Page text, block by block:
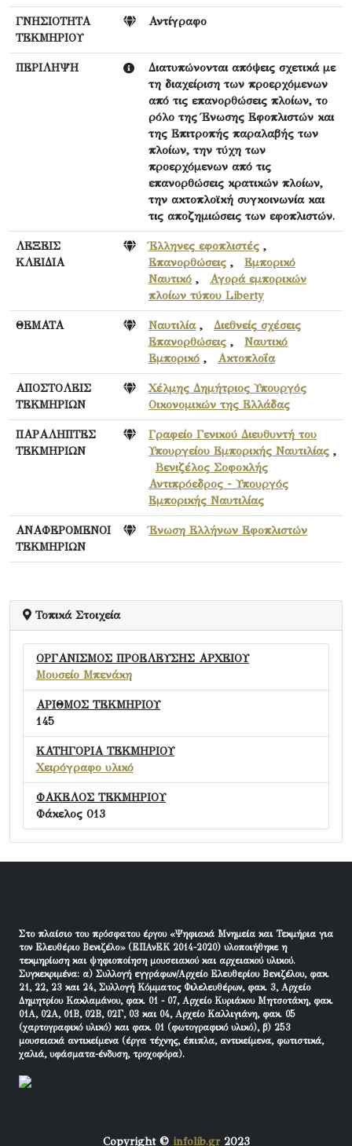
ΓΝΗΣΙΟΤΗΤΑ
ΤΕΚΜΗΡΙΟΥ
Αντίγραφο
ΠΕΡΙΛΗΨΗ
Διατυπώνονται απόψεις σχετικά με
τη διαχείριση των προερχόμενων
από τις επανορθώσεις πλοίων, το
ρόλο της Ένωσης Εφοπλιστών και
της Επιτροπής παραλαβής των
πλοίων, την τύχη των
προερχόμενων από τις
επανορθώσεις κρατικών πλοίων,
την ακτοπλοϊκή συγκοινωνία και
τις αποζημιώσεις των εφοπλιστών.
ΛΕΞΕΙΣ
ΚΛΕΙΔΙΑ
Έλληνες εφοπλιστές ,
Επανορθώσεις , Εμπορικό
Ναυτικό , Αγορά εμπορικών
πλοίων τύπου Liberty
ΘΕΜΑΤΑ Ναυτιλία, Διεθνείς σχέσεις
Επανορθώσεις , Ναυτικό
Εμπορικό , Ακτοπλοΐα
ΑΠΟΣΤΟΛΕΙΣ
ΤΕΚΜΗΡΙΩΝ
Χέλμης Δημήτριος Υπουργός
Οικονομικών της Ελλάδας
ΠΑΡΑΛΗΠΤΕΣ
ΤΕΚΜΗΡΙΩΝ
Γραφείο Γενικού Διευθυντή του
Υπουργείου Εμπορικής Ναυτιλίας ,
Βενιζέλος Σοφοκλής
Αντιπρόεδρος - Υπουργός
Εμπορικής Ναυτιλίας
ΑΝΑΦΕΡΟΜΕΝΟΙ
ΤΕΚΜΗΡΙΩΝ
Ένωση Ελλήνων Εφοπλιστών
Τοπικά Στοιχεία
ΟΡΓΑΝΙΣΜΟΣ ΠΡΟΕΛΕΥΣΗΣ ΑΡΧΕΙΟΥ
Μουσείο Μπενάκη
ΑΡΙΘΜΟΣ ΤΕΚΜΗΡΙΟΥ
145
ΚΑΤΗΓΟΡΙΑ ΤΕΚΜΗΡΙΟΥ
Χειρόγραφο υλικό
ΦΑΚΕΛΟΣ ΤΕΚΜΗΡΙΟΥ
Φάκελος 013
Στο πλαίσιο του πρόσφατου έργου «Ψηφιακά Μνημεία και Τεκμήρια για
τον Ελευθέριο Βενιζέλο» (ΕΠΑνΕΚ 2014-2020) υλοποιήθηκε η
τεκμηρίωση και ψηφιοποίηση μουσειακού και αρχειακού υλικού.
Συγκεκριμένα: α) Συλλογή εγγράφων/Αρχείο Ελευθερίου Βενιζέλου, φακ.
21, 22, 23 και 24, Συλλογή Κόμματος Φιλελευθέρων, φακ. 3, Αρχείο
Δημητρίου Κακλαμάνου, φακ. 01 - 07, Αρχείο Κυριάκου Μητσοτάκη, φακ.
01Α, 02Α, 01Β, 02Β, 02Γ, 03 και 04, Αρχείο Καλλιγιάνη, φακ. 05
(χαρτογραφικό υλικό) και φακ. 01 (φωτογραφικό υλικό), β) 253
μουσειακά αντικείμενα (έργα τέχνης, έπιπλα, αντικείμενα, φωτιστικά,
χαλιά, υφάσματα-ένδυση, τροχοφόρα).
Copyright © infolib.gr2023